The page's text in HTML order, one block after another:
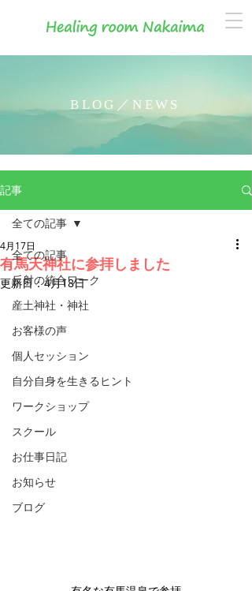
BLOG／NEWS
記事
全ての記事
反射の統合ワーク
産土神社・神社
お客様の声
個人セッション
自分自身を生きるヒント
ワークショップ
スクール
お仕事日記
お知らせ
ブログ
全ての記事
有馬天神社に参拝しました
4月17日
更新日：4月18日